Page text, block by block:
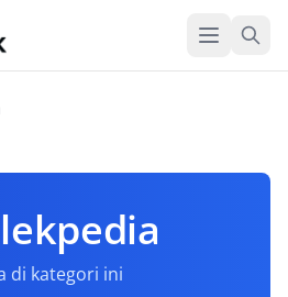
di kategori ini